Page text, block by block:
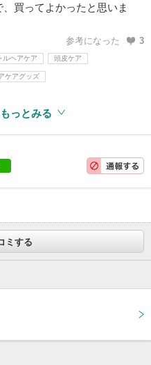
買ってよかったと思いま
参考になった 3
ルヘアケア 頭皮ケア
ケアグッズ
っとみる
ミする